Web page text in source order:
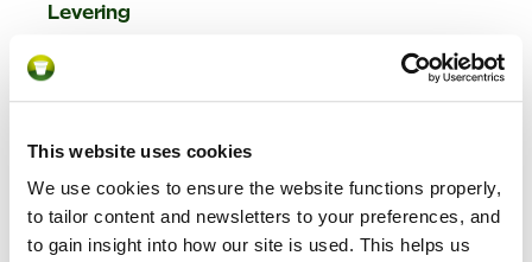
This website uses cookies
We use cookies to ensure the website functions properly,
to tailor content and newsletters to your preferences, and
to gain insight into how our site is used. This helps us
Levering
Betaling
Overig
Contact
Levering